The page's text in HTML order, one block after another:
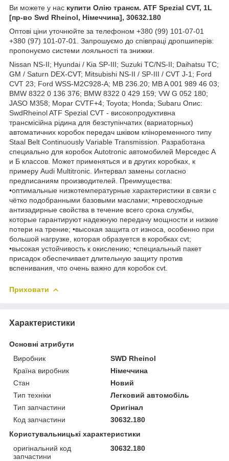
Ви можете у нас купити Олію трансм. ATF Spezial CVT, 1L
[пр-во Swd Rheinol, Німеччина], 30632.180
Оптові ціни уточнюйте за телефоном +380 (99) 101-07-01
+380 (97) 101-07-01. Запрошуємо до співпраці дропшиперів:
пропонуємо системи лояльності та знижки.
Nissan NS-II; Hyundai / Kia SP-III; Suzuki TC/NS-II; Daihatsu TC;
GM / Saturn DEX-CVT; Mitsubishi NS-II / SP-III / CVT J-1; Ford
CVT 23; Ford WSS-M2C928-A; MB 236.20; MB A 001 989 46 03;
BMW 8322 0 136 376; BMW 8322 0 429 159; VW G 052 180;
JASO M358; Mopar CVTF+4; Toyota; Honda; Subaru Опис:
SwdRheinol ATF Spezial CVT - високопродуктивна
трансмісійна рідина для безступінчатих (вариаторных)
автоматичних коробок передач шківом кліноременного типу
Staal Belt Continuously Vаriable Transmission. Разработана
специально для коробок Autotronic автомобилей Мерседес А
и Б классов. Может применяться и в других коробках, к
примеру Audi Multitronic. Интервал замены согласно
предписаниям производителей. Преимущества:
•оптимальные низкотемпературные характеристики в связи с
чётко подобранными базовыми маслами; •превосходные
антизадирные свойства в течение всего срока службы,
которые гарантируют надежную передачу мощности и низкие
потери на трение; •высокая защита от износа, особенно при
большой нагрузке, которая образуется в коробках cvt;
•высокая устойчивость к окислению; •специальный пакет
присадок обеспечивает длительную защиту против
вспенивания, что очень важно для коробок cvt.
Приховати
Характеристики
Основні атрибути
Виробник
SWD Rheinol
Країна виробник
Німеччина
Стан
Новий
Тип техніки
Легковий автомобіль
Тип запчастини
Оригінал
Код запчастини
30632.180
Користувальницькі характеристики
оригінальний код
запчастини
30632.180